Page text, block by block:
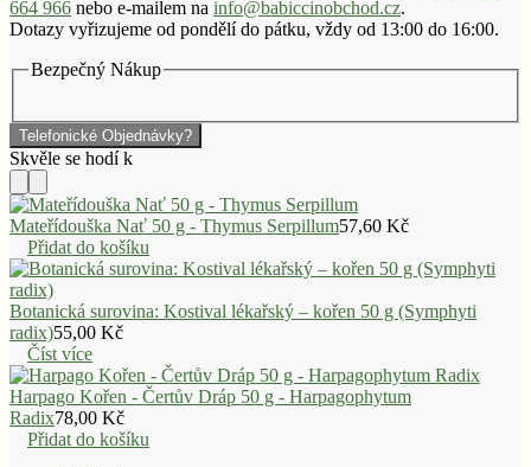
664 966 nebo e-mailem na info@babiccinobchod.cz.
Dotazy vyřizujeme od pondělí do pátku, vždy od 13:00 do 16:00.
Bezpečný Nákup
Telefonické Objednávky?
Mateřídouška Nať 50 g - Thymus Serpillum57,60 Kč
Přidat do košíku
Botanická surovina: Kostival lékařský – kořen 50 g (Symphyti
radix)55,00 Kč
Číst více
Harpago Kořen - Čertův Dráp 50 g - Harpagophytum
Radix78,00 Kč
Přidat do košíku